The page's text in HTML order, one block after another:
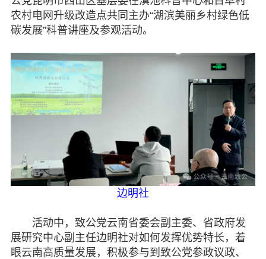
致公风采
专委会
电子杂志
视频中心
联系我们
媒体报道
脱贫攻坚
农村电网升级改造点共同主办“湖滨美丽乡村绿色低
碳发展”科普讲座及参观活动。
边明社
活动中，致公党云南省委会副主委、省政府发
展研究中心副主任边明社对如何发挥优势特长，着
眼云南高质量发展，积极参与到致公党参政议政、